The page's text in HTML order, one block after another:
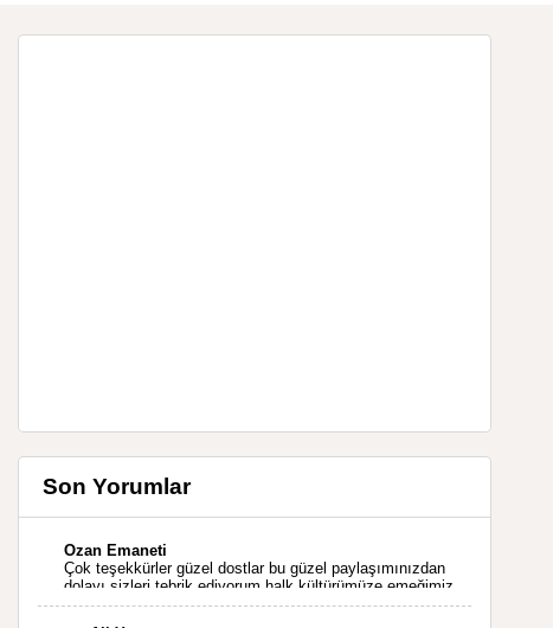
Son Yorumlar
Ozan Emaneti
Çok teşekkürler güzel dostlar bu güzel paylaşımınızdan
dolayı sizleri tebrik ediyorum halk kültürümüze emeğimiz
geçti ise ne mutlu bizlere sizlerin sayesinde türkülerimiz